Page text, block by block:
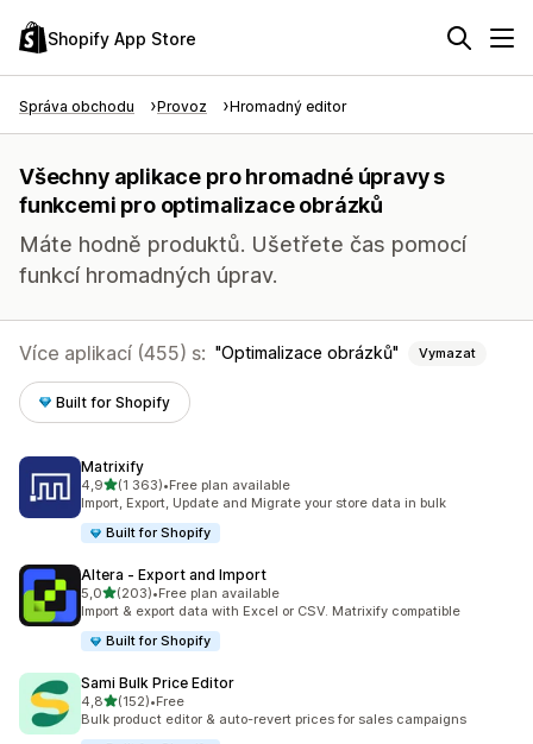
Shopify App Store
Správa obchodu Provoz Hromadný editor
Všechny aplikace pro hromadné úpravy s
funkcemi pro optimalizace obrázků
Máte hodně produktů. Ušetřete čas pomocí
funkcí hromadných úprav.
Více aplikací (455) s: Optimalizace obrázků Vymazat
Built for Shopify
Matrixify
4,9z 5 hvězd
(1 363)
Celkový počet recenzí: 1363
•Free plan available
Import, Export, Update and Migrate your store data in bulk
Built for Shopify
Altera ‑ Export and Import
5,0z 5 hvězd
(203)
Celkový počet recenzí: 203
•Free plan available
Import & export data with Excel or CSV. Matrixify compatible
Built for Shopify
Sami Bulk Price Editor
4,8z 5 hvězd
(152)
Celkový počet recenzí: 152
•Free
Bulk product editor & auto-revert prices for sales campaigns